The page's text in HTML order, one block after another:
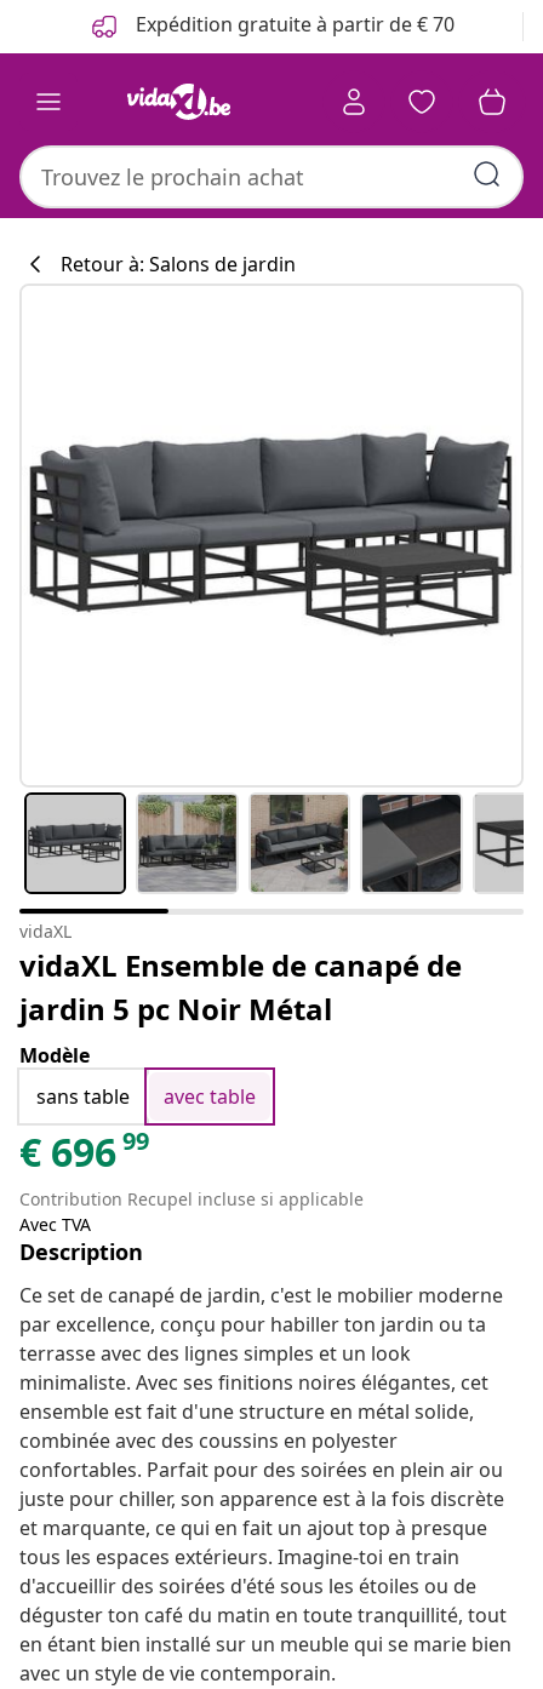
Expédition gratuite à partir de € 70
Retour à: Salons de jardin
vidaXL
vidaXL Ensemble de canapé de
jardin 5 pc Noir Métal
Modèle
sans table
avec table
€ 69699
Contribution Recupel incluse si applicable
Avec TVA
Description
Ce set de canapé de jardin, c'est le mobilier moderne
par excellence, conçu pour habiller ton jardin ou ta
terrasse avec des lignes simples et un look
minimaliste. Avec ses finitions noires élégantes, cet
ensemble est fait d'une structure en métal solide,
combinée avec des coussins en polyester
confortables. Parfait pour des soirées en plein air ou
juste pour chiller, son apparence est à la fois discrète
et marquante, ce qui en fait un ajout top à presque
tous les espaces extérieurs. Imagine-toi en train
d'accueillir des soirées d'été sous les étoiles ou de
déguster ton café du matin en toute tranquillité, tout
en étant bien installé sur un meuble qui se marie bien
avec un style de vie contemporain.